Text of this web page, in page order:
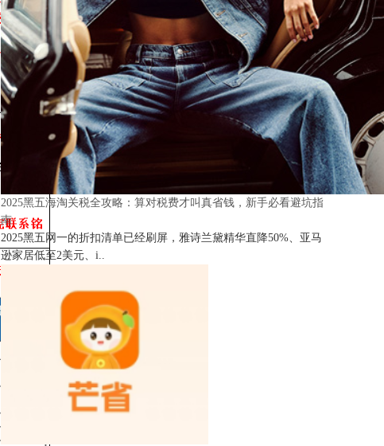
2025黑五海淘关税全攻略：算对税费才叫真省钱，新手必看避坑指
南
2025黑五网一的折扣清单已经刷屏，雅诗兰黛精华直降50%、亚马
逊家居低至2美元、i..